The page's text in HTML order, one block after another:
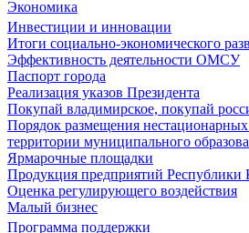
Экономика
Инвестиции и инновации
Итоги социально-экономического
Эффективность деятельности ОМСУ
Паспорт города
Реализация указов Президента
Покупай владимирское, покупай
Порядок размещения
территории муниципального
Ярмарочные площадки
Продукция предприятий
Оценка регулирующего воздействия
Малый бизнес
Программа поддержки